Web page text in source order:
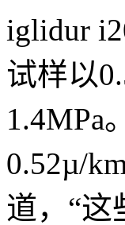
iglidur
试样以
1.4MPa
0.52µ/
道，“这